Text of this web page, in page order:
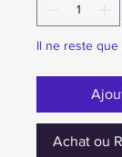
Il ne reste que
Achat ou